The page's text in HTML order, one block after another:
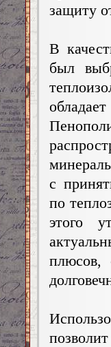
защиту
В
был
с
по
этого
плюсов,